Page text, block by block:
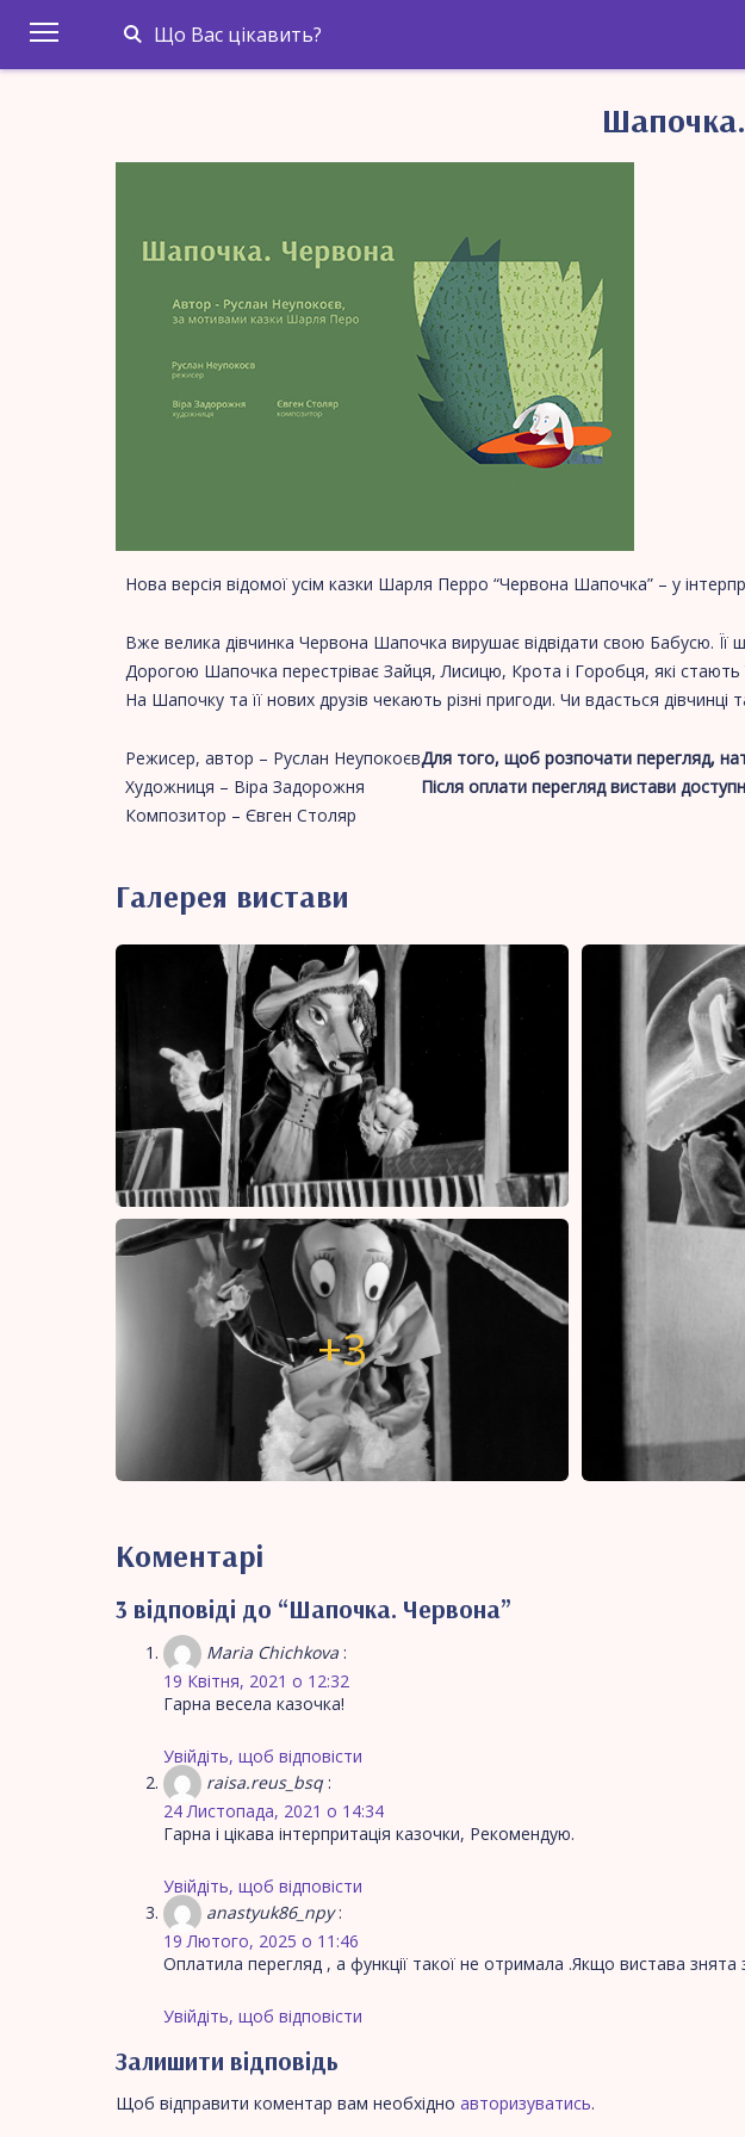
Що Вас цікавить?
Нова версія відомої усім казки Шарля Перро “Червона Шапочка” – у
Вже велика дівчинка Червона Шапочка вирушає відвідати свою Бабусю. Її
Дорогою Шапочка перестріває Зайця, Лисицю, Крота і Горобця, які
На Шапочку та її нових друзів чекають різні пригоди. Чи вдасться дівчинці
Режисер, автор – Руслан Неупокоєв
Художниця – Віра Задорожня
Композитор – Євген Столяр
Для того, щоб розпочати перегляд,
Після оплати перегляд вистави
Галерея вистави
Коментарі
3 відповіді до “Шапочка. Червона”
Maria Chichkova :
19 Квітня, 2021 о 12:32
Гарна весела казочка!
Увійдіть, щоб відповісти
raisa.reus_bsq :
24 Листопада, 2021 о 14:34
Гарна і цікава інтерпритація казочки, Рекомендую.
Увійдіть, щоб відповісти
anastyuk86_npy :
19 Лютого, 2025 о 11:46
Оплатила перегляд , а функції такої не отримала .Якщо вистава
Увійдіть, щоб відповісти
Залишити відповідь
Щоб відправити коментар вам необхідно авторизуватись.